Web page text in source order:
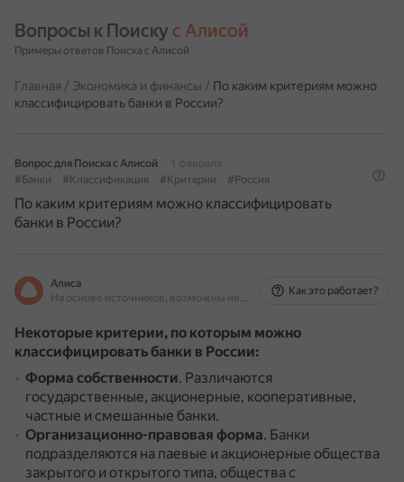
Вопросы к Поиску с Алисой
Примеры ответов Поиска с Алисой
Главная / Экономика и финансы / По каким критериям можно
классифицировать банки в России?
Вопрос для Поиска с Алисой
1 февраля
#Банки
#Классификация #Критерии #Россия
По каким критериям можно классифицировать
банки в России?
Алиса
На основе источников, возможны неточности
Как это работает?
Некоторые критерии, по которым можно
классифицировать банки в России:
Форма собственности. Различаются
государственные, акционерные, кооперативные,
частные и смешанные банки.
Организационно-правовая форма. Банки
подразделяются на паевые и акционерные общества
закрытого и открытого типа, общества с